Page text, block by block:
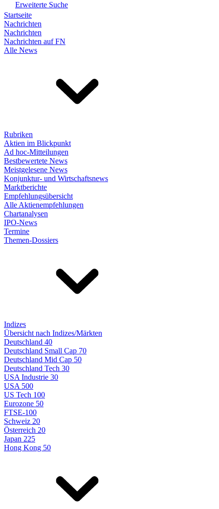
Erweiterte Suche
Startseite
Nachrichten
Nachrichten
Nachrichten auf FN
Alle News
Rubriken
Aktien im Blickpunkt
Ad hoc-Mitteilungen
Bestbewertete News
Meistgelesene News
Konjunktur- und Wirtschaftsnews
Marktberichte
Empfehlungsübersicht
Alle Aktienempfehlungen
Chartanalysen
IPO-News
Termine
Themen-Dossiers
Indizes
Übersicht nach Indizes/Märkten
Deutschland 40
Deutschland Small Cap 70
Deutschland Mid Cap 50
Deutschland Tech 30
USA Industrie 30
USA 500
US Tech 100
Eurozone 50
FTSE-100
Schweiz 20
Österreich 20
Japan 225
Hong Kong 50